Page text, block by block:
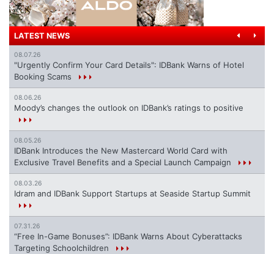
LATEST NEWS
08.07.26
"Urgently Confirm Your Card Details": IDBank Warns of Hotel
Booking Scams
08.06.26
Moody’s changes the outlook on IDBank’s ratings to positive
08.05.26
IDBank Introduces the New Mastercard World Card with
Exclusive Travel Benefits and a Special Launch Campaign
08.03.26
Idram and IDBank Support Startups at Seaside Startup Summit
07.31.26
“Free In-Game Bonuses”: IDBank Warns About Cyberattacks
Targeting Schoolchildren